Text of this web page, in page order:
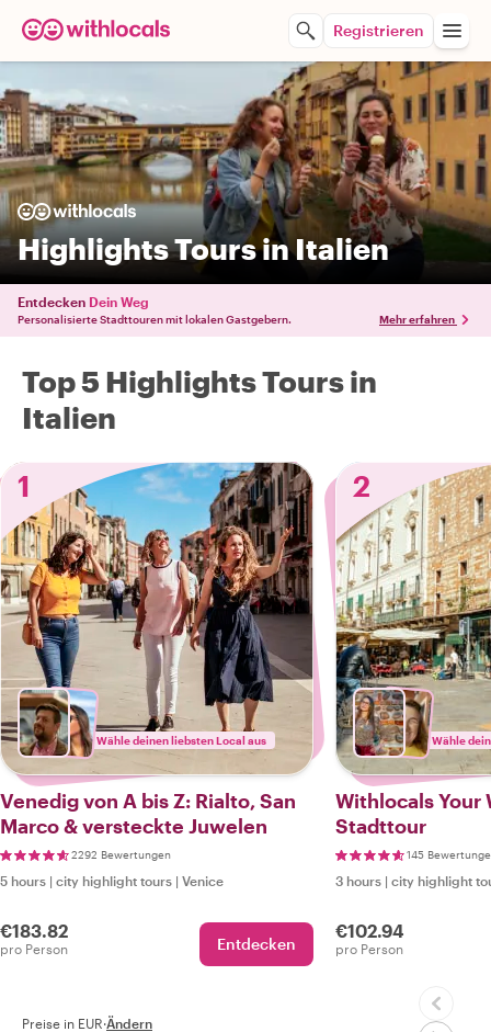
Registrieren
Highlights Tours in Italien
Entdecken Dein Weg
Personalisierte Stadttouren mit lokalen Gastgebern. Mehr erfahren
Top 5 Highlights Tours in
Italien
1
Wähle deinen liebsten Local aus
Venedig von A bis Z: Rialto, San
Marco & versteckte Juwelen
2292 Bewertungen
5 hours | city highlight tours | Venice
€183.82
pro Person Entdecken
2
Wähle
Withlocals Your
Stadttour
145
3 hours | city highlight
€102.94
pro Person
Preise in EUR·Ändern